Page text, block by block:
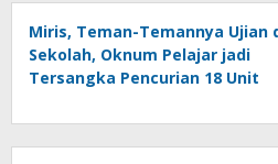
Miris, Teman-Temannya Ujian
Sekolah, Oknum Pelajar jadi
Tersangka Pencurian 18 Unit